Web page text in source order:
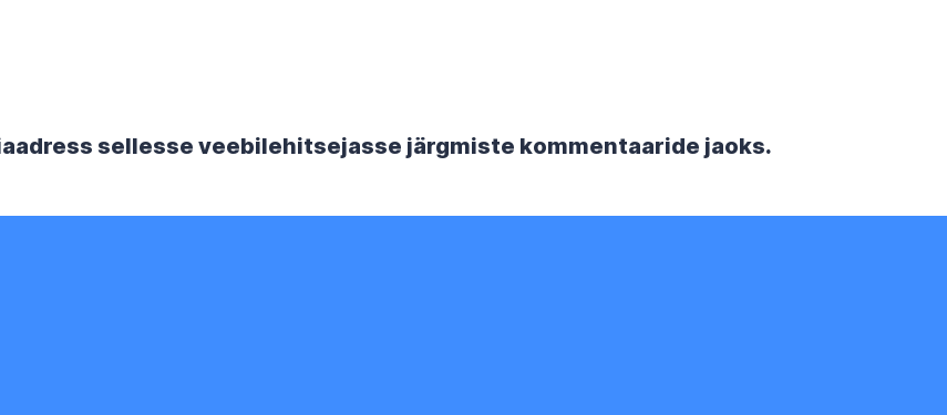
sellesse veebilehitsejasse järgmiste kommentaaride jaoks.